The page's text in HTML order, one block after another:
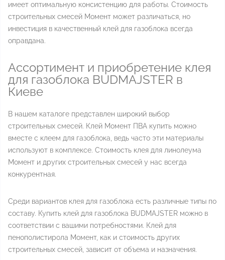
имеет оптимальную консистенцию для работы. Стоимость
строительных смесей Момент может различаться, но
инвестиция в качественный клей для газоблока всегда
оправдана.
Ассортимент и приобретение клея
для газоблока BUDMAJSTER в
Киеве
В нашем каталоге представлен широкий выбор
строительных смесей. Клей Момент ПВА купить можно
вместе с клеем для газоблока, ведь часто эти материалы
используют в комплексе. Стоимость клея для линолеума
Момент и других строительных смесей у нас всегда
конкурентная.
Среди вариантов клея для газоблока есть различные типы по
составу. Купить клей для газоблока BUDMAJSTER можно в
соответствии с вашими потребностями. Клей для
пенополистирола Момент, как и стоимость других
строительных смесей, зависит от объема и назначения.